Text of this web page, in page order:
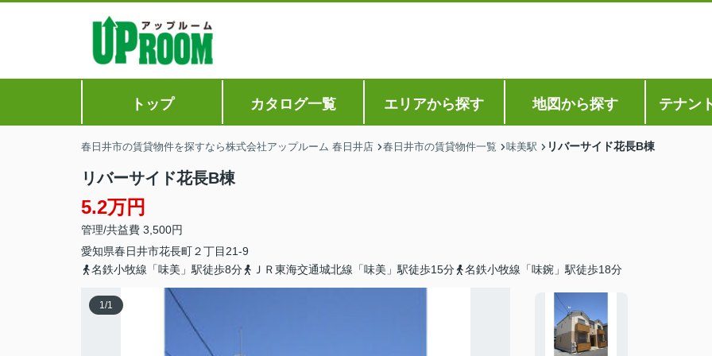
トップ カタログ一覧 エリアから探す 地図から探す テナン
春日井市の賃貸物件を探すなら株式会社アップルーム 春日井店 春日井市の賃貸物件一覧 味美駅 リバーサイド花長B棟
リバーサイド花長B棟
5.2万円
管理/共益費 3,500円
愛知県春日井市花長町２丁目21-9
名鉄小牧線「味美」駅徒歩8分
ＪＲ東海交通城北線「味美」駅徒歩15分 名鉄小牧線「味鋺」駅徒歩18分
1/1